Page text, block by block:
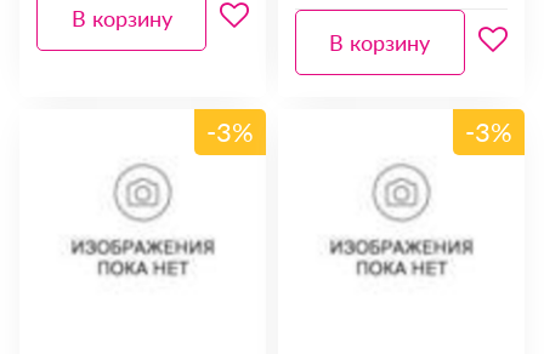
В корзину
В корзину
-3% -3%